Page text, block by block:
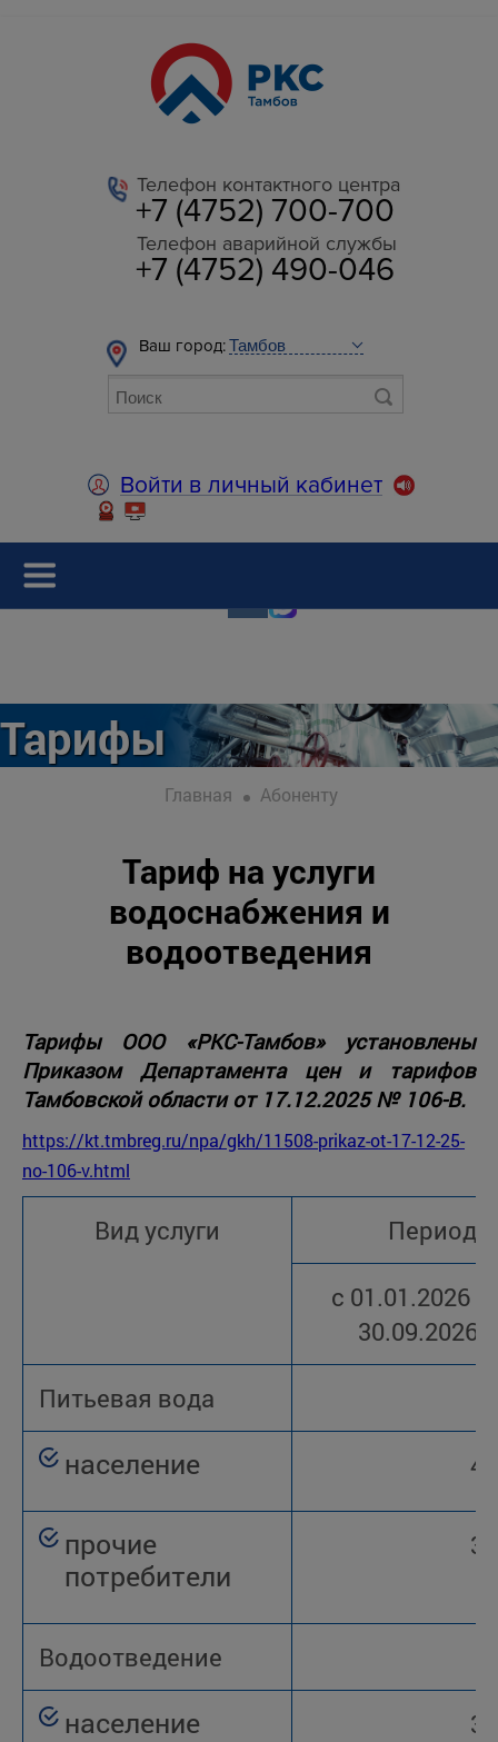
Телефон контактного центра
+7 (4752) 700-700
Телефон аварийной службы
+7 (4752) 490-046
Ваш город:
Войти в личный кабинет
Тарифы
Главная Абоненту
Тариф на услуги
водоснабжения и
водоотведения
Тарифы ООО «РКС-Тамбов» установлены
Приказом Департамента цен и тарифов
Тамбовской области от 17.12.2025 № 106-В.
https://kt.tmbreg.ru/npa/gkh/11508-prikaz-ot-17-12-25-
no-106-v.html
Вид услуги Период
с 01.01.2026
30.09.2026
Питьевая вода
население
прочие
потребители
Водоотведение
население